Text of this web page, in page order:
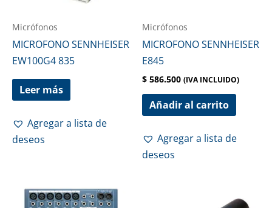
Micrófonos
MICROFONO SENNHEISER
EW100G4 835
Leer más
Agregar a lista de
deseos
Micrófonos
MICROFONO SENNHEISER
E845
$ 586.500 (IVA INCLUIDO)
Añadir al carrito
Agregar a lista de
deseos